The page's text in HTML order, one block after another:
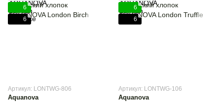
6
6
Артикул: LONTWG-806
Aquanova
6
6
Артикул: LONTWG-106
Aquanova